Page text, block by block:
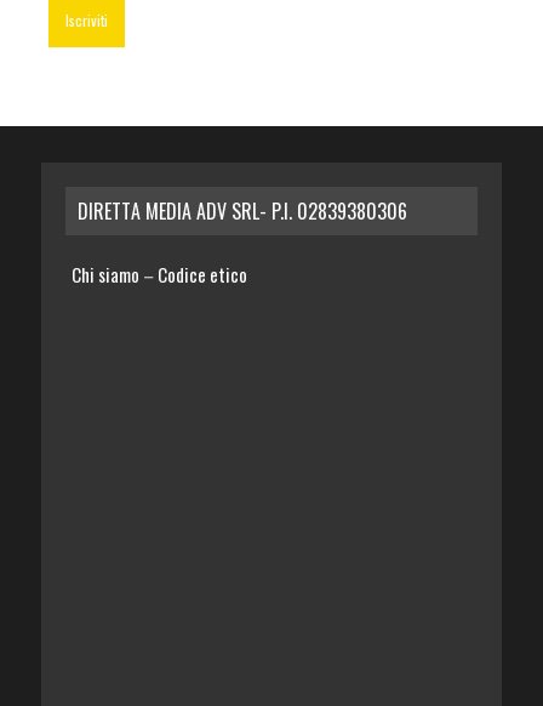
DIRETTA MEDIA ADV SRL- P.I. 02839380306
Chi siamo – Codice etico